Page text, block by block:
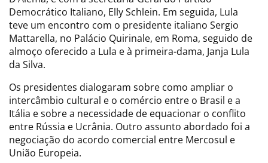
Democrático Italiano, Elly Schlein. Em seguida, Lula
teve um encontro com o presidente italiano Sergio
Mattarella, no Palácio Quirinale, em Roma, seguido de
almoço oferecido a Lula e à primeira-dama, Janja Lula
da Silva.
Os presidentes dialogaram sobre como ampliar o
intercâmbio cultural e o comércio entre o Brasil e a
Itália e sobre a necessidade de equacionar o conflito
entre Rússia e Ucrânia. Outro assunto abordado foi a
negociação do acordo comercial entre Mercosul e
União Europeia.